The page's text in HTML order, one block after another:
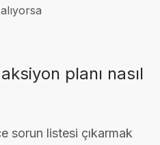
planı nasıl
sorun listesi çıkarmak